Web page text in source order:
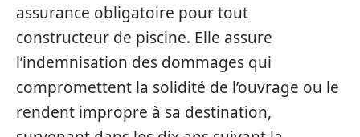
assurance obligatoire pour tout
constructeur de piscine. Elle assure
l’indemnisation des dommages qui
compromettent la solidité de l’ouvrage ou le
rendent impropre à sa destination,